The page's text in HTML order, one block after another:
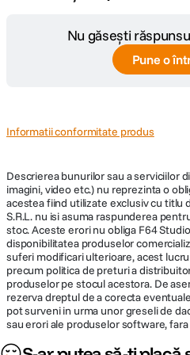
Nespecificat
Nu găsești
Pune o
Informatii conformitate produs
Descrierea bunurilor sau a serviciilor
imagini, video etc.) nu reprezinta o
acestea fiind utilizate exclusiv cu titlu
S.R.L. nu isi asuma raspunderea
stoc. Aceste erori nu obliga F64
disponibilitatea produselor
suferi modificari ulterioare, acest
precum politica de preturi a
produselor pe stocul acestora. De
rezerva dreptul de a corecta
pot surveni in urma unor greseli de
sau erori ale produselor software, fara